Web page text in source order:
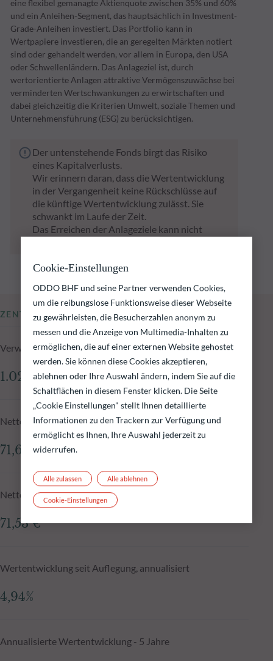
eine flexibel gemanagte Aktienquote zwischen 35% und 60%
und ein Anleihen-Segment, das hauptsächlich in Investment-
Grade-Anleihen investiert. Das Portfolio kann in
Wertpapiere investieren, die an geregelten Märkten notiert
sind oder gehandelt werden, vor allem in Europa, den USA
oder Schwellenländern. Das Anlageziel ist, durch
wertorientierte Anlagen attraktive Vermögenszuwächse bei
verminderten Wertschwankungen zu erwirtschaften und
dabei gleichzeitig die Kriterien Umwelt, soziale Themen und
Unternehmensführung (ESG) zu berücksichtigen.
Der untenstehende Fonds birgt das Risiko
eines Kapitalverlusts.
Wir erinnern daran, dass die Wertentwicklung
in der Vergangenheit keine Rückschlüsse auf
die künftige Wertentwicklung zulässt. Sie
schwankt im Laufe der Zeit.
Das Erreichen der Anlageziele kann nicht
ZENTRALE KENNZAHLEN
Verwaltetes Fondsvolumen zum 06.08.2026
1.028,89 Mio.€
Nettoinventarwert zum 06.08.2026
71,67 €
Nettoinventarwert N-1
71,53 €
Wertentwicklung seit Auflegung, annualisiert
4,94%
Annualisierte Wertentwicklung - 5 Jahre
Cookie-Einstellungen
ODDO BHF und seine Partner verwenden Cookies,
um die reibungslose Funktionsweise dieser Webseite
zu gewährleisten, die Besucherzahlen anonym zu
messen und die Anzeige von Multimedia-Inhalten zu
ermöglichen, die auf einer externen Website gehostet
werden. Sie können diese Cookies akzeptieren,
ablehnen oder Ihre Auswahl ändern, indem Sie auf die
Schaltflächen in diesem Fenster klicken. Die Seite
„Cookie Einstellungen" stellt Ihnen detaillierte
Informationen zu den Trackern zur Verfügung und
ermöglicht es Ihnen, Ihre Auswahl jederzeit zu
widerrufen.
Alle ablehnen
Alle zulassen
Cookie-Einstellungen